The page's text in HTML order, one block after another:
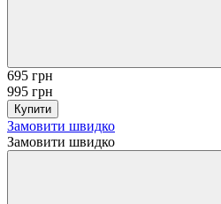
695 грн
995 грн
Купити
Замовити швидко
Замовити швидко